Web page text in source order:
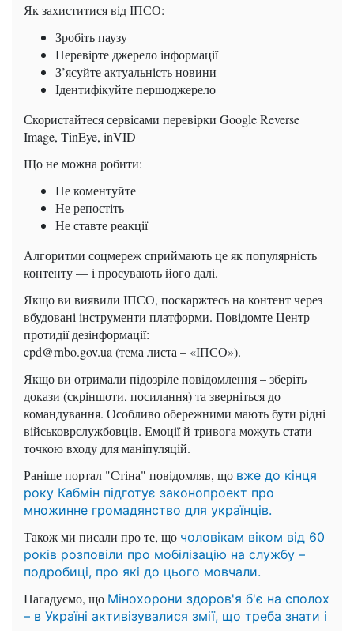
Як захиститися від ІПСО:
Зробіть паузу
Перевірте джерело інформації
З’ясуйте актуальність новини
Ідентифікуйте першоджерело
Скористайтеся сервісами перевірки Google Reverse
Image, TinEye, inVID
Що не можна робити:
Не коментуйте
Не репостіть
Не ставте реакції
Алгоритми соцмереж сприймають це як популярність
контенту — і просувають його далі.
Якщо ви виявили ІПСО, поскаржтесь на контент через
вбудовані інструменти платформи. Повідомте Центр
протидії дезінформації:
cpd@rnbo.gov.ua (тема листа – «ІПСО»).
Якщо ви отримали підозріле повідомлення – зберіть
докази (скріншоти, посилання) та зверніться до
командування. Особливо обережними мають бути рідні
військоврслужбовців. Емоції й тривога можуть стати
точкою входу для маніпуляцій.
Раніше портал "Стіна" повідомляв, що вже до кінця
року Кабмін підготує законопроект про
множинне громадянство для українців.
Також ми писали про те, що чоловікам віком від 60
років розповіли про мобілізацію на службу –
подробиці, про які до цього мовчали.
Нагадуємо, що Мінохорони здоров'я б'є на сполох
– в Україні активізувалися змії, що треба знати і